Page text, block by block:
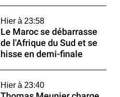
Hier à 23:58
Le Maroc se débarrasse
de l'Afrique du Sud et se
hisse en demi-finale
Hier à 23:40